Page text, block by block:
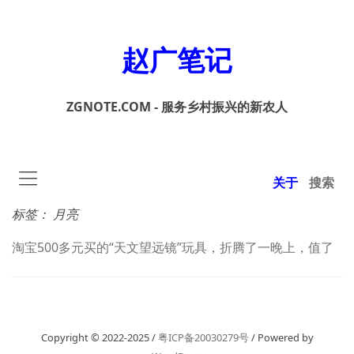
赵广笔记
ZGNOTE.COM - 服务乡村振兴的新农人
关于 搜索
标签： 月亮
淘宝500多元买的“天文望远镜”玩具，折腾了一晚上，值了
Copyright © 2022-2025 /粤ICP备20030279号/ Powered by